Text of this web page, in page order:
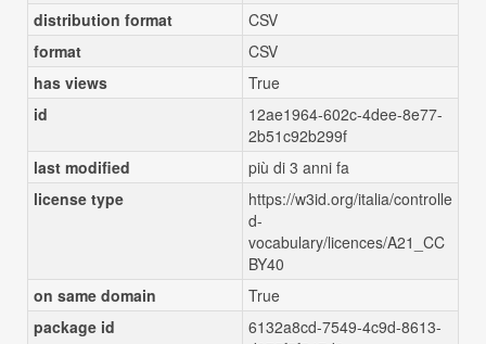
distribution format
CSV
format
CSV
has views
True
id
12ae1964-602c-4dee-8e77-
2b51c92b299f
last modified
più di 3 anni fa
license type
https://w3id.org/italia/controlle
d-
vocabulary/licences/A21_CC
BY40
on same domain
True
package id
6132a8cd-7549-4c9d-8613-